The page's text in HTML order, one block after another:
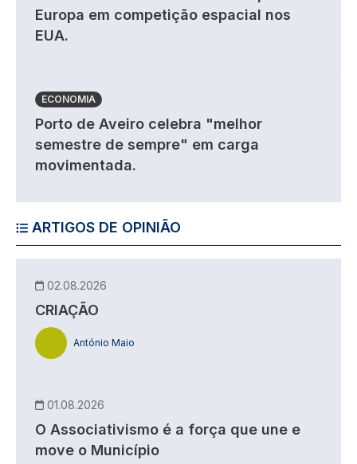
Europa em competição espacial nos
EUA.
ECONOMIA
Porto de Aveiro celebra "melhor
semestre de sempre" em carga
movimentada.
ARTIGOS DE OPINIÃO
02.08.2026
CRIAÇÃO
António Maio
01.08.2026
O Associativismo é a força que une e
move o Município